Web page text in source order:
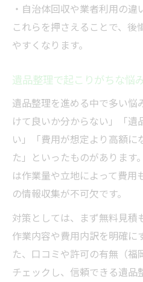
遺品整理を活用した
遺品整理で追加費用を
遺品整理の追加費用
遺品整理作業範囲
遺品整理費用のト
納得できる遺品整理を
遺品整理で納得感
遺品整理で大切な品
遺品整理依頼時の
遺品整理後の心の
遺品整理サービス
・自治体回収や業者利用の違
これらを押さえることで、後
やすくなります。
遺品整理で起こりがちな悩
遺品整理を進める中で多い悩
けて良いか分からない」「遺
い」「費用が想定より高額に
た」といったものがあります
は作業量や立地によって費用
の情報収集が不可欠です。
対策としては、まず無料見積
作業内容や費用内訳を明確に
た、口コミや許可の有無（福
チェックし、信頼できる遺品